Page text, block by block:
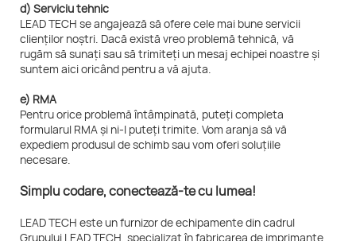
d) Serviciu tehnic
LEAD TECH se angajează să ofere cele mai bune servicii
clienților noștri. Dacă există vreo problemă tehnică, vă
rugăm să sunați sau să trimiteți un mesaj echipei noastre și
suntem aici oricând pentru a vă ajuta.
e) RMA
Pentru orice problemă întâmpinată, puteți completa
formularul RMA și ni-l puteți trimite. Vom aranja să vă
expediem produsul de schimb sau vom oferi soluțiile
necesare.
Simplu codare, conectează-te cu lumea!
LEAD TECH este un furnizor de echipamente din cadrul
Grupului LEAD TECH, specializat în fabricarea de imprimante